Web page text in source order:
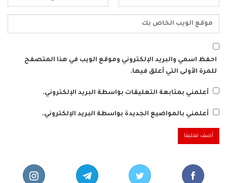
احفظ اسمي والبريد الإلكتروني وموقع الويب في هذا المتصفح
للمرة الأولى التي أعلق فيها.
أعلمني بمتابعة التعليقات بواسطة البريد الإلكتروني.
أعلمني بالمواضيع الجديدة بواسطة البريد الإلكتروني.